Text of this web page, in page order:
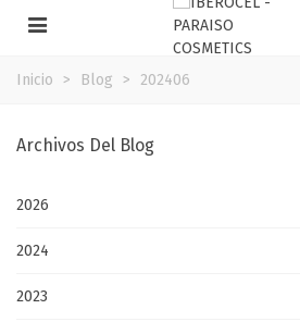
Inicio > Blog > 202406
Archivos Del Blog
2026
2024
2023